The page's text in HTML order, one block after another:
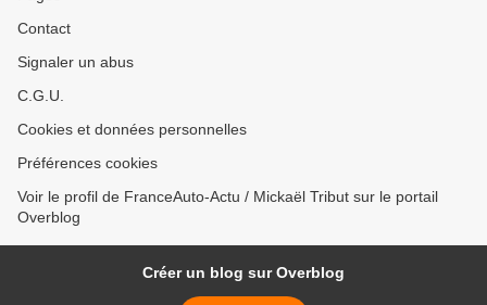
Contact
Signaler un abus
C.G.U.
Cookies et données personnelles
Préférences cookies
Voir le profil de FranceAuto-Actu / Mickaël Tribut sur le portail
Overblog
Créer un blog sur Overblog